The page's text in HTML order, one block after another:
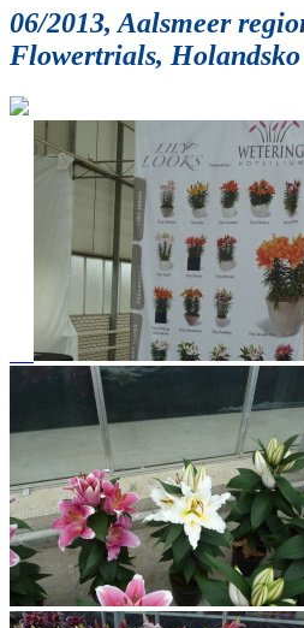
06/2013, Aalsmeer
Flowertrials, Holandsko